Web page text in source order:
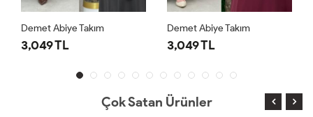
Demet Abiye Takım
3,049 TL
Demet Abiye Takım
3,049 TL
Çok Satan Ürünler